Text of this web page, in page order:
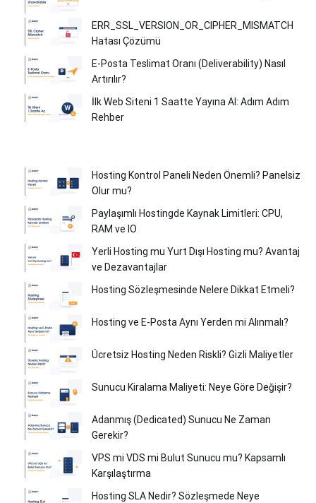
ERR_SSL_VERSION_OR_CIPHER_MISMATCH
Hatası Çözümü
E-Posta Teslimat Oranı (Deliverability) Nasıl
Artırılır?
İlk Web Siteni 1 Saatte Yayına Al: Adım Adım
Rehber
Hosting Kontrol Paneli Neden Önemli? Panelsiz
Olur mu?
Paylaşımlı Hostingde Kaynak Limitleri: CPU,
RAM ve IO
Yerli Hosting mu Yurt Dışı Hosting mu? Avantaj
ve Dezavantajlar
Hosting Sözleşmesinde Nelere Dikkat Etmeli?
Hosting ve E-Posta Aynı Yerden mi Alınmalı?
Ücretsiz Hosting Neden Riskli? Gizli Maliyetler
Sunucu Kiralama Maliyeti: Neye Göre Değişir?
Adanmış (Dedicated) Sunucu Ne Zaman
Gerekir?
VPS mi VDS mi Bulut Sunucu mu? Kapsamlı
Karşılaştırma
Hosting SLA Nedir? Sözleşmede Neye